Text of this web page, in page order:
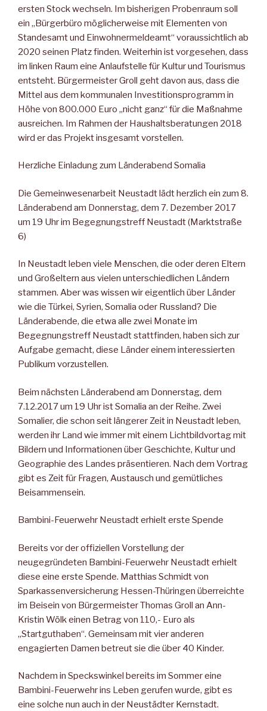
ersten Stock wechseln. Im bisherigen Probenraum soll
ein „Bürgerbüro möglicherweise mit Elementen von
Standesamt und Einwohnermeldeamt“ voraussichtlich ab
2020 seinen Platz finden. Weiterhin ist vorgesehen, dass
im linken Raum eine Anlaufstelle für Kultur und Tourismus
entsteht. Bürgermeister Groll geht davon aus, dass die
Mittel aus dem kommunalen Investitionsprogramm in
Höhe von 800.000 Euro „nicht ganz“ für die Maßnahme
ausreichen. Im Rahmen der Haushaltsberatungen 2018
wird er das Projekt insgesamt vorstellen.
Herzliche Einladung zum Länderabend Somalia
Die Gemeinwesenarbeit Neustadt lädt herzlich ein zum 8.
Länderabend am Donnerstag, dem 7. Dezember 2017
um 19 Uhr im Begegnungstreff Neustadt (Marktstraße
6)
In Neustadt leben viele Menschen, die oder deren Eltern
und Großeltern aus vielen unterschiedlichen Ländern
stammen. Aber was wissen wir eigentlich über Länder
wie die Türkei, Syrien, Somalia oder Russland? Die
Länderabende, die etwa alle zwei Monate im
Begegnungstreff Neustadt stattfinden, haben sich zur
Aufgabe gemacht, diese Länder einem interessierten
Publikum vorzustellen.
Beim nächsten Länderabend am Donnerstag, dem
7.12.2017 um 19 Uhr ist Somalia an der Reihe. Zwei
Somalier, die schon seit längerer Zeit in Neustadt leben,
werden ihr Land wie immer mit einem Lichtbildvortag mit
Bildern und Informationen über Geschichte, Kultur und
Geographie des Landes präsentieren. Nach dem Vortrag
gibt es Zeit für Fragen, Austausch und gemütliches
Beisammensein.
Bambini-Feuerwehr Neustadt erhielt erste Spende
Bereits vor der offiziellen Vorstellung der
neugegründeten Bambini-Feuerwehr Neustadt erhielt
diese eine erste Spende. Matthias Schmidt von
Sparkassenversicherung Hessen-Thüringen überreichte
im Beisein von Bürgermeister Thomas Groll an Ann-
Kristin Wölk einen Betrag von 110,- Euro als
„Startguthaben“. Gemeinsam mit vier anderen
engagierten Damen betreut sie die über 40 Kinder.
Nachdem in Speckswinkel bereits im Sommer eine
Bambini-Feuerwehr ins Leben gerufen wurde, gibt es
eine solche nun auch in der Neustädter Kernstadt.